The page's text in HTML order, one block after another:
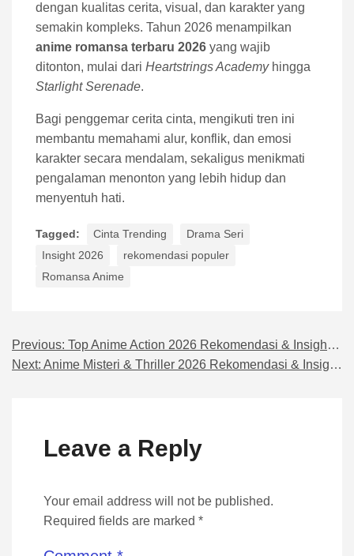
dengan kualitas cerita, visual, dan karakter yang
semakin kompleks. Tahun 2026 menampilkan
anime romansa terbaru 2026 yang wajib
ditonton, mulai dari Heartstrings Academyhingga
Starlight Serenade.
Bagi penggemar cerita cinta, mengikuti tren ini
membantu memahami alur, konflik, dan emosi
karakter secara mendalam, sekaligus menikmati
pengalaman menonton yang lebih hidup dan
menyentuh hati.
Tagged: Cinta Trending
Drama Seri
Insight 2026
rekomendasi populer
Romansa Anime
Navigasi pos
Previous: Top Anime Action 2026 Rekomendasi & Insight Terbaru Hari Ini
Next: Anime Misteri & Thriller 2026 Rekomendasi & Insight Lengkap
Leave a Reply
Your email address will not be published.
Required fields are marked *